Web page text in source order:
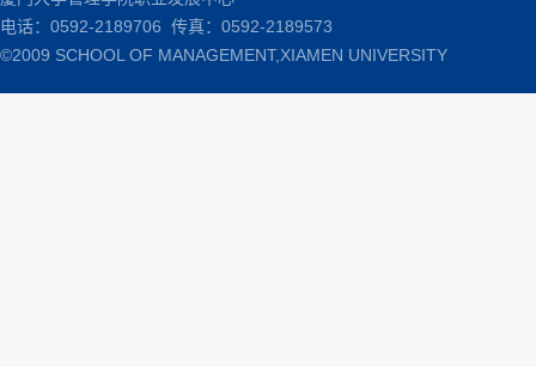
电话：0592-2189706 传真：0592-2189573
©2009 SCHOOL OF MANAGEMENT,XIAMEN UNIVERSITY